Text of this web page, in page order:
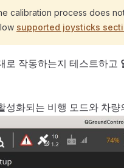
calibration process does
supported joysticks
로 작동하는지 테스트하고
성화되는 비행 모드와 차